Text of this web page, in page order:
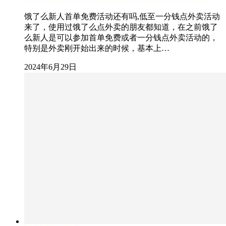
饿了么新人首单免费活动还有吗,低至一分钱点外卖活动
来了，使用过饿了么点外卖的朋友都知道，在之前饿了
么新人是可以参加首单免费或者一分钱点外卖活动的，
特别是外卖刚开始出来的时候，基本上…
2024年6月29日